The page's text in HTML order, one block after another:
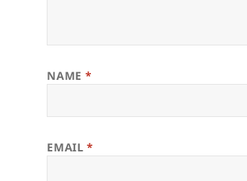
NAME *
EMAIL*